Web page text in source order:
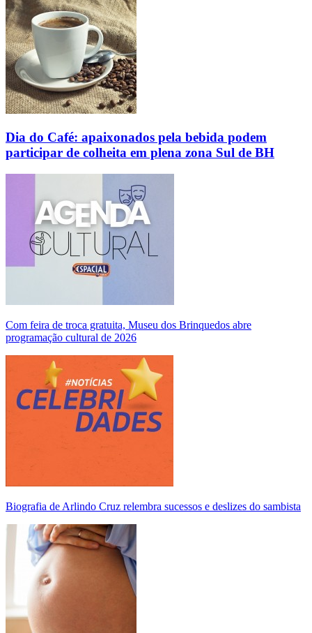
Dia do Café: apaixonados pela bebida podem
participar de colheita em plena zona Sul de BH
Com feira de troca gratuita, Museu dos Brinquedos abre
programação cultural de 2026
Biografia de Arlindo Cruz relembra sucessos e deslizes do sambista